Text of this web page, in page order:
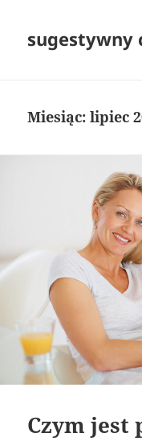
sugestywny
Miesiąc:lipiec
Czym jest